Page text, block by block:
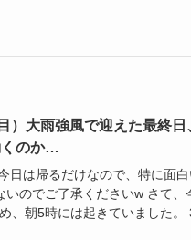
）大雨強風で迎えた最終日
くのか…
日は帰るだけなので、特に面
のでご了承くださいw さて、
、朝5時には起きていました。